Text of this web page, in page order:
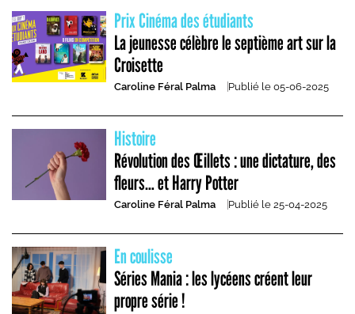
Mode sombre
Prix Cinéma des étudiants
La jeunesse célèbre le septième art sur la
Croisette
Caroline Féral Palma Publié le 05-06-2025
Histoire
Révolution des Œillets : une dictature, des
fleurs… et Harry Potter
Caroline Féral Palma Publié le 25-04-2025
En coulisse
Séries Mania : les lycéens créent leur
propre série !